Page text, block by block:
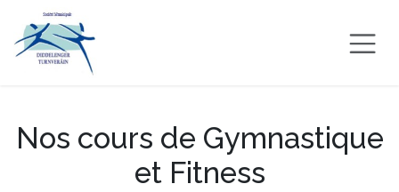
Se rendre au contenu
Nos cours de Gymnastique
et Fitness